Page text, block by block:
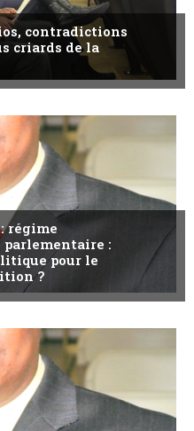
contradictions
criards de la
régime
:
pour le
?